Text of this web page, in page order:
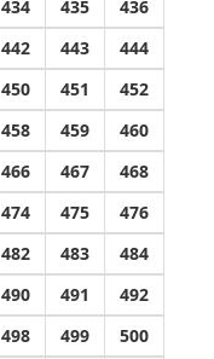
434 435
436
442 443
444
450 451
452
458 459
460
466 467
468
474 475
476
482 483
484
490 491
492
498 499
500